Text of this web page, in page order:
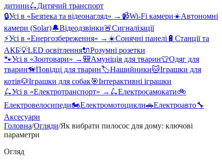
дитини🛴Дитячий транспорт
🔒Усі в «Безпека та відеонагляд» → 📹Wi-Fi камери☀️Автономні
камери (Solar)🔔Відеодзвінки🚨Сигналізації
⚡Усі в «Енергозбереження» → ☀️Сонячні панелі 🔋 Станції та
АКБ💡LED освітлення🔌Розумні розетки
🐾Усі в «Зоотовари» → 🎒Амуніція для тварин👕Одяг для
тварин🦮Повідці для тварин🏷️Нашийники🐱Іграшки для
котів🐶Іграшки для собак🎯Інтерактивні іграшки
🛴Усі в «Електротранспорт» → 🛴Електросамокати🚲
Електровелосипеди🏍️Електромотоцикли🚗Електроавто🔧
Аксесуари
Головна/Огляди/Як вибрати пилосос для дому: ключові
параметри
Огляд